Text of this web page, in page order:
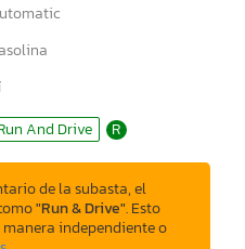
And Drive R
de la subasta, el
"Run & Drive". Esto
manera independiente o